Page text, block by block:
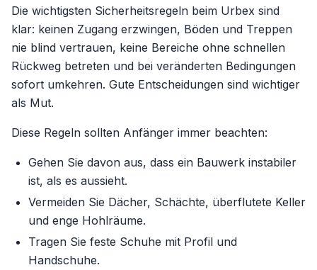
Die wichtigsten Sicherheitsregeln beim Urbex sind
klar: keinen Zugang erzwingen, Böden und Treppen
nie blind vertrauen, keine Bereiche ohne schnellen
Rückweg betreten und bei veränderten Bedingungen
sofort umkehren. Gute Entscheidungen sind wichtiger
als Mut.
Diese Regeln sollten Anfänger immer beachten:
Gehen Sie davon aus, dass ein Bauwerk instabiler
ist, als es aussieht.
Vermeiden Sie Dächer, Schächte, überflutete Keller
und enge Hohlräume.
Tragen Sie feste Schuhe mit Profil und
Handschuhe.